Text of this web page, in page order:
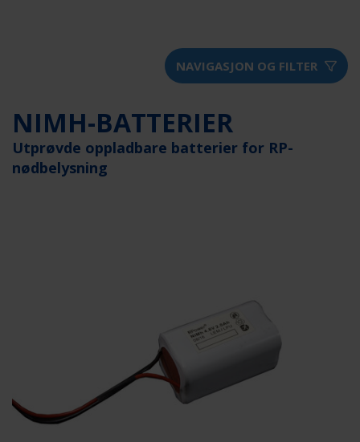
NAVIGASJON OG FILTER
NIMH-BATTERIER
Utprøvde oppladbare batterier for RP-
nødbelysning